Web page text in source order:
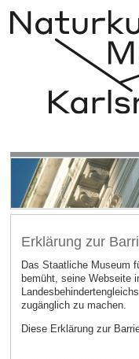
Erklärung zur
Das Staatliche Museum
bemüht, seine Webseite
zugänglich zu machen.
Diese Erklärung zur